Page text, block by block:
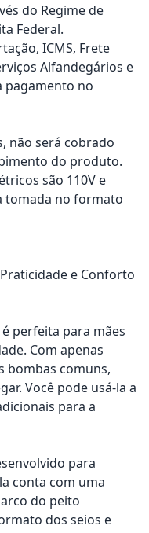
do Regime de
Federal.
ICMS, Frete
Alfandegários e
pagamento no
não será cobrado
do produto.
são 110V e
tomada no formato
e Conforto
perfeita para mães
Com apenas
bombas comuns,
Você pode usá-la a
para a
para
conta com uma
do peito
dos seios e